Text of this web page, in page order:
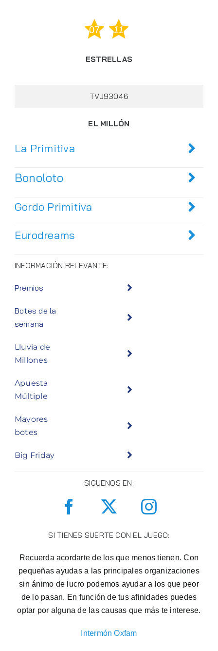
07 11
ESTRELLAS
TVJ93046
EL MILLÓN
La Primitiva
Bonoloto
Gordo Primitiva
Eurodreams
INFORMACIÓN RELEVANTE:
Premios
Botes de la
semana
Lluvia de
Millones
Apuesta
Múltiple
Mayores
botes
Big Friday
SIGUENOS EN:
SI TIENES SUERTE CON EL JUEGO:
Recuerda acordarte de los que menos tienen. Con
pequeñas ayudas a las principales organizaciones
sin ánimo de lucro podemos ayudar a los que peor
de lo pasan. En función de tus afinidades puedes
optar por alguna de las causas que más te interese.
Intermón Oxfam